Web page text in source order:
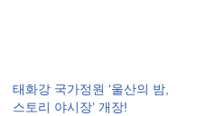
태화강 국가정원 ‘울산의 밤,
스토리 야시장’ 개장!